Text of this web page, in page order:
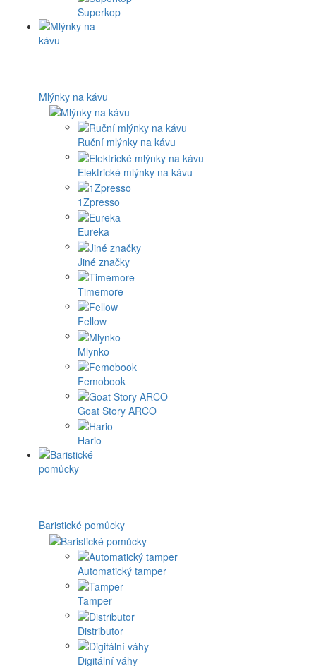
Superkop
Mlýnky na kávu
Ruční mlýnky na kávu
Elektrické mlýnky na kávu
1Zpresso
Eureka
Jiné značky
Timemore
Fellow
Mlynko
Femobook
Goat Story ARCO
Hario
Baristické pomůcky
Automatický tamper
Tamper
Distributor
Digitální váhy